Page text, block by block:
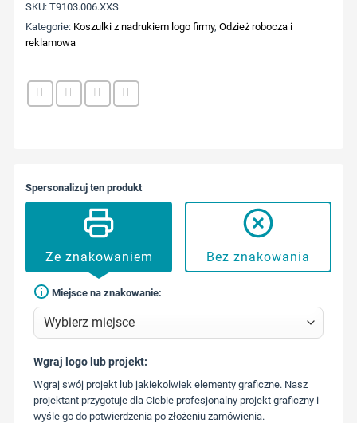
SKU:T9103.006.XXS
Kategorie: Koszulki z nadrukiem logo firmy,Odzież robocza i
reklamowa
Spersonalizuj ten produkt
Ze znakowaniem Bez znakowania
Miejsce na znakowanie:
573 568
217
Wgraj logo lub projekt:
Wgraj swój projekt lub jakiekolwiek elementy graficzne. Nasz
projektant przygotuje dla Ciebie profesjonalny projekt graficzny i
wyśle go do potwierdzenia po złożeniu zamówienia.